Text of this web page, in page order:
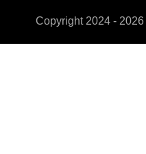
Copyright 2024 - 2026